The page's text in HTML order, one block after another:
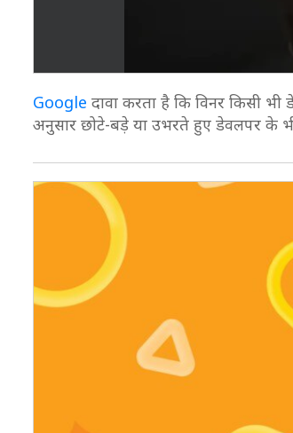
Google दावा करता है कि विनर किसी
अनुसार छोटे-बड़े या उभरते हुए डेवलपर के